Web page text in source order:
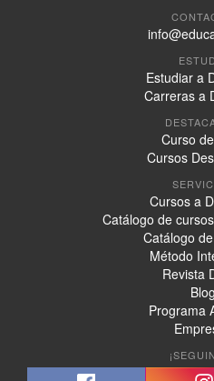
Estudiar a
Carreras a
Curso
Cursos
Cursos a
Catálogo de
Catálogo
Método
Revista
Blog
Programa